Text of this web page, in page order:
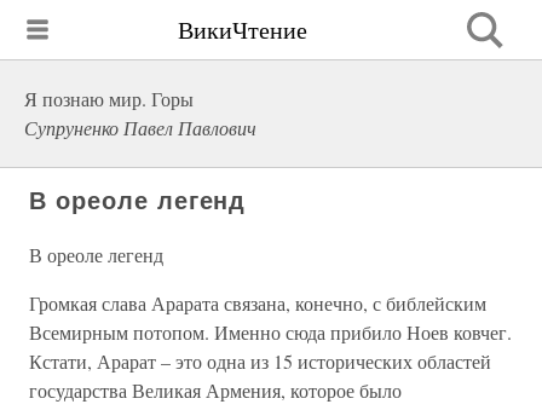
ВикиЧтение
Я познаю мир. Горы
Супруненко Павел Павлович
В ореоле легенд
В ореоле легенд
Громкая слава Арарата связана, конечно, с библейским
Всемирным потопом. Именно сюда прибило Ноев ковчег.
Кстати, Арарат – это одна из 15 исторических областей
государства Великая Армения, которое было